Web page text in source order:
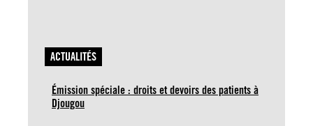
ACTUALITÉS
Émission spéciale : droits et devoirs des patients à
Djougou